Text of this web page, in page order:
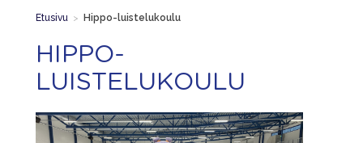
Etusivu > Hippo-luistelukoulu
HIPPO-
LUISTELUKOULU